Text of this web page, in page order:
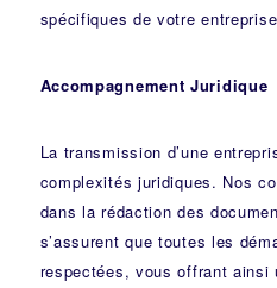
spécifiques de votre
Accompagnement Juridique
La transmission d’une
complexités juridiques. Nos
dans la rédaction des
s’assurent que toutes les
respectées, vous offrant